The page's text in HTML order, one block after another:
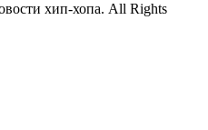
хип-хопа. All Rights